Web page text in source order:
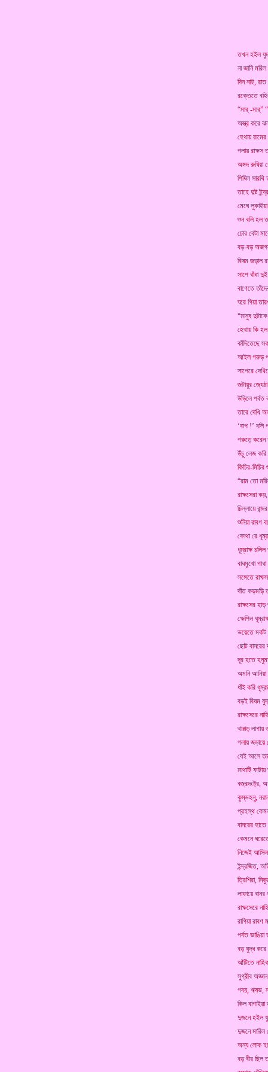
তখন হইল
না জানি
দিন নাই,
রক্তেতে
“মার্ -মার্”
অস্ত্র করে
হেথায়
পলায় রাক্ষস
অঙ্গদ রুষিয়া
পিষিল সারথি
তাহে দুষ্ট
মেঘে
শুন বলি হল
চোর বেটা
বড়-বড়
বিষম জড়াল
সাপে বাঁধা
বাণেতে
ঘরে গিয়া
“মানুষ
হেথায় কি
কাঁদিতেছে
আইল গরুড়
সাপেরে
জটায়ুর
উড়িলে পর্বত
তারে দেখি
‘বাপ !’ বলি
গরুড়ে
উঁচু লেজ করি
কিচির-
“রাম তো
রাক্ষসেরা
চিল্লায়ে
শুনিয়া রাবণ
কোথা রে
ধূম্রাক্ষ চলিল
বাঘমুখো
সঙ্গেতে
দাঁত কড়মড়ি
রাক্ষসের হাড়
ক্ষেপিল
ভয়েতে
ছোট বানরের
দূর হতে
অমনি আনিয়া
ধাঁই করি
বড়ই বিষম
রাক্ষসেরে
থাপ্পড় লাগায়
গলায় জড়ায়ে
যেই আসে
মাথাটি
বজ্রদংষ্ট্র,
কুম্ভহনু,
প্রহস্থ
বানরের
কেমনে
নিজেই
ইন্দ্রজিত,
ত্রিশিরা,
লাফায়ে বানর
রাক্ষসেরে
রাগিয়া রাবণ
পর্বত ভাঙিয়া
বড় যুদ্ধ করে
আঁটিতে
সুগ্রীব
গবয়, ঋষভ,
কিল
দুজনে হইল
দুজনে
অন্য লোক
বড় বীর ছিল